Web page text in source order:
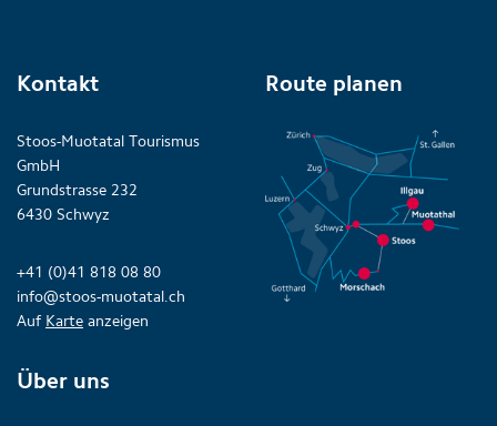
Kontakt
Stoos-Muotatal Tourismus
GmbH
Grundstrasse 232
6430 Schwyz
+41 (0)41 818 08 80
info@stoos-muotatal.ch
Auf Karte anzeigen
Route planen
Über uns